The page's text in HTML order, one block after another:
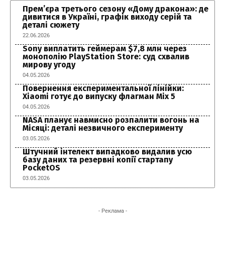
Прем’єра третього сезону «Дому дракона»: де
дивитися в Україні, графік виходу серій та
деталі сюжету
22.06.2026
Sony виплатить геймерам $7,8 млн через
монополію PlayStation Store: суд схвалив
мирову угоду
04.05.2026
Повернення експериментальної лінійки:
Xiaomi готує до випуску флагман Mix 5
04.05.2026
NASA планує навмисно розпалити вогонь на
Місяці: деталі незвичного експерименту
03.05.2026
Штучний інтелект випадково видалив усю
базу даних та резервні копії стартапу
PocketOS
03.05.2026
- Реклама -